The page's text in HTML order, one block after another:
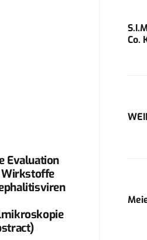
Evaluation
Co.